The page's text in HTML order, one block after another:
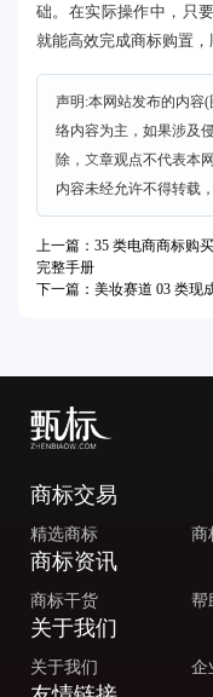
础。在实际操作中，只
就能高效完成商标购置，
声明:本网站发布的内容
络内容为主，如果涉及
除，文章观点不代表本
内容未经允许不得转载
上一篇：35 类电商商标购
完整手册
下一篇：美妆赛道 03 类现
商标交易
精选商标 商
商标资讯
商标干货 帮
关于我们
关于我们 企